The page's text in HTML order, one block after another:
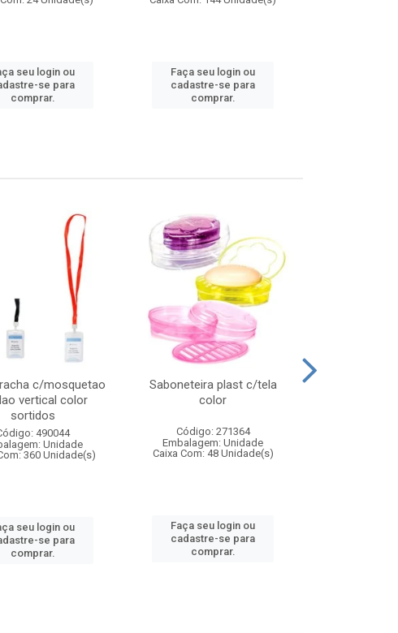
seu login ou
se para
comprar.
Faça seu login ou
cadastre-se para
comprar.
c/mosquetao
vertical color
sortidos
490044
Unidade
360 Unidade(s)
seu login ou
se para
comprar.
Saboneteira plast c/tela
color
Código: 271364
Embalagem: Unidade
Caixa Com: 48 Unidade(s)
Faça seu login ou
cadastre-se para
comprar.